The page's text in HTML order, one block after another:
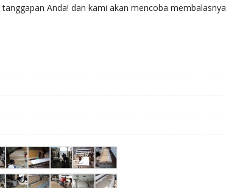
Anda! dan kami akan mencoba membalasnya